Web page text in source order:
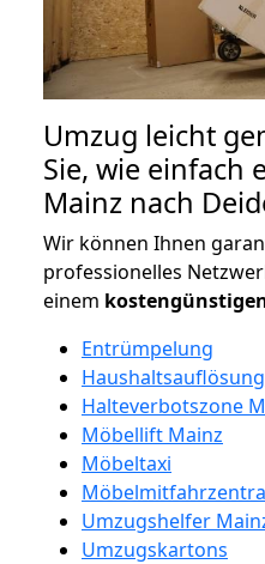
Umzug leicht
Sie, wie einfach
Mainz nach
Wir können Ihnen
professionelles
einem
Entrümpelung
Halteverbotszone
Möbellift Mainz
Möbeltaxi
Umzugshelfer
Umzugskartons